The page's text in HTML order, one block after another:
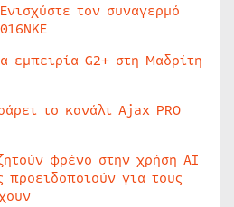
τον συναγερμό
εμπειρία G2+ στη Μαδρίτη
το κανάλι Ajax PRO
φρένο στην χρήση AI
προειδοποιούν για τους